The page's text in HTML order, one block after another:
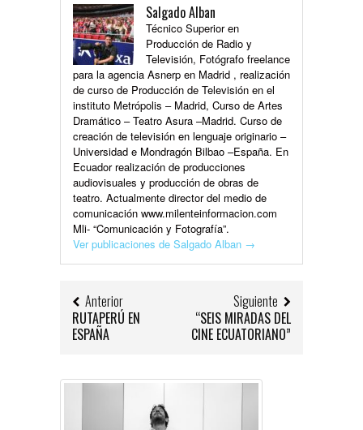
Salgado Alban
Técnico Superior en
Producción de Radio y
Televisión, Fotógrafo freelance
para la agencia Asnerp en Madrid , realización
de curso de Producción de Televisión en el
instituto Metrópolis – Madrid, Curso de Artes
Dramático – Teatro Asura –Madrid. Curso de
creación de televisión en lenguaje originario –
Universidad e Mondragón Bilbao –España. En
Ecuador realización de producciones
audiovisuales y producción de obras de
teatro. Actualmente director del medio de
comunicación www.milenteinformacion.com
Mli- “Comunicación y Fotografía”.
Ver publicaciones de Salgado Alban →
Anterior
RUTAPERÚ EN
ESPAÑA
Siguiente
“SEIS MIRADAS DEL
CINE ECUATORIANO”